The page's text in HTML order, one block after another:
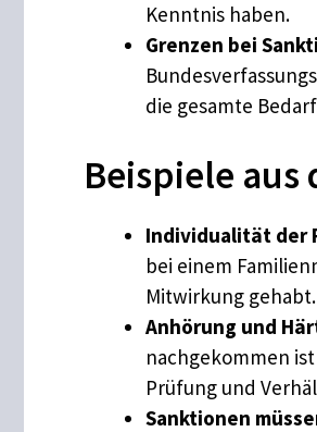
Kenntnis haben.
Grenzen bei
die gesamte
Beispiele aus
Individualität der
bei einem
Mitwirkung gehabt.
Anhörung und
nachgekommen
Prüfung und
Sanktionen